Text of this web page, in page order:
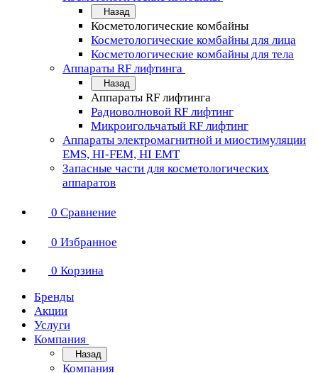
Назад
Косметологические комбайны
Косметологические комбайны для лица
Косметологические комбайны для тела
Аппараты RF лифтинга
Назад
Аппараты RF лифтинга
Радиоволновой RF лифтинг
Микроигольчатый RF лифтинг
Аппараты электромагнитной и миостимуляции
EMS, HI-FEM, HI EMT
Запасные части для косметологических
аппаратов
0 Сравнение
0 Избранное
0 Корзина
Бренды
Акции
Услуги
Компания
Назад
Компания